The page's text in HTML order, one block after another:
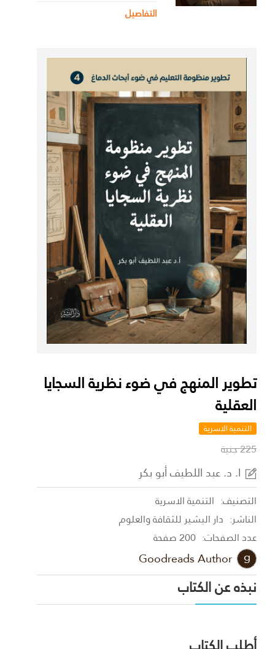
التفاصيل
تطوير المنهج في ضوء نظرية السجايا
العقلية
التنمية الاسرية
225 جنية
ا. د. عبد اللطيف أبو بكر
التصنيف: التنمية الاسرية
الناشر: دار البشير للثقافة والعلوم
عدد الصفحات: 200 صفحة
Goodreads Author
نبذه عن الكتاب